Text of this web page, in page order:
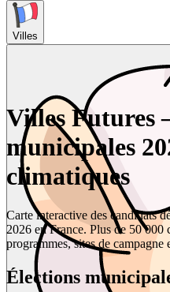
Villes
Villes Futures
municipales
climatiques
Carte interactive des candidats
2026 en France. Plus de 50 000
programmes, sites de campagne
Élections